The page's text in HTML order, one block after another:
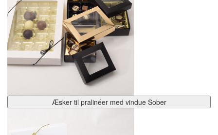
Æsker til pralinéer med vindue Sober